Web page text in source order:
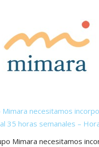
necesitamos
35 horas semanales –
Mimara necesitamos